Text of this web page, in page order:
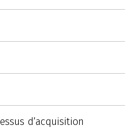
d’acquisition